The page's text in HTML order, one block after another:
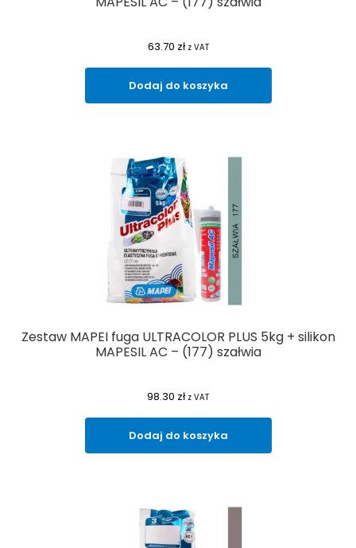
63.70 zł z VAT
Dodaj do koszyka
Zestaw MAPEI fuga ULTRACOLOR PLUS 5kg + silikon
MAPESIL AC – (177) szałwia
98.30 zł z VAT
Dodaj do koszyka